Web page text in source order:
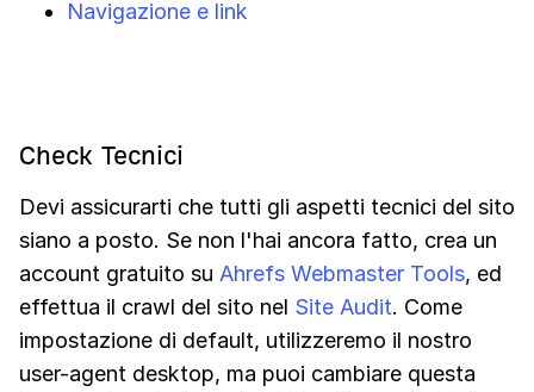
Navigazione e link
Check Tecnici
Devi assicurarti che tutti gli aspetti tecnici del sito
siano a posto. Se non l'hai ancora fatto, crea un
account gratuito su Ahrefs Webmaster Tools, ed
effettua il crawl del sito nel Site Audit. Come
impostazione di default, utilizzeremo il nostro
user-agent desktop, ma puoi cambiare questa